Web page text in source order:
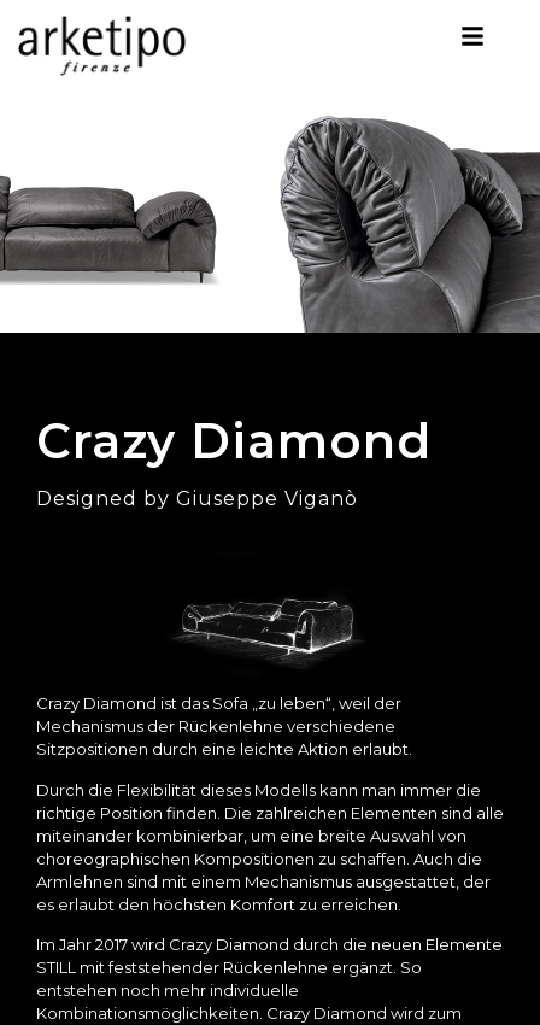
Crazy Diamond
Designed by Giuseppe Viganò
Crazy Diamond ist das Sofa „zu leben“, weil der
Mechanismus der Rückenlehne verschiedene
Sitzpositionen durch eine leichte Aktion erlaubt.
Durch die Flexibilität dieses Modells kann man immer die
richtige Position finden. Die zahlreichen Elementen sind alle
miteinander kombinierbar, um eine breite Auswahl von
choreographischen Kompositionen zu schaffen. Auch die
Armlehnen sind mit einem Mechanismus ausgestattet, der
es erlaubt den höchsten Komfort zu erreichen.
Im Jahr 2017 wird Crazy Diamond durch die neuen Elemente
STILL mit feststehender Rückenlehne ergänzt. So
entstehen noch mehr individuelle
Kombinationsmöglichkeiten. Crazy Diamond wird zum